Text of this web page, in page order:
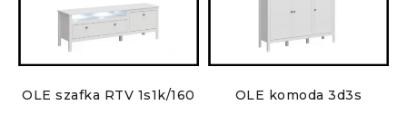
OLE szafka RTV 1s1k/160 OLE komoda 3d3s